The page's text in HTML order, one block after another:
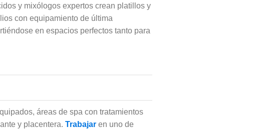
y mixólogos expertos crean platillos y
con equipamiento de última
en espacios perfectos tanto para
áreas de spa con tratamientos
y placentera. Trabajar en uno de